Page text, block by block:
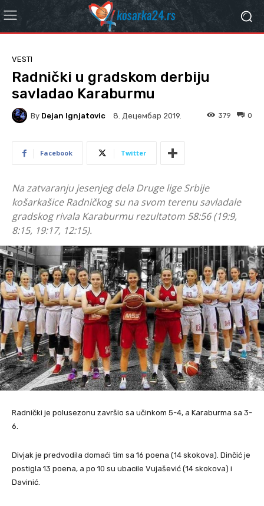
VESTI
Radnički u gradskom derbiju
savladao Karaburmu
By Dejan Ignjatovic 8. Децембар 2019. 0
379
Facebook Twitter
Na zatvaranju jesenjeg dela Druge lige Srbije
košarkašice Radničkog su na svom terenu savladale
gradskog rivala Karaburmu rezultatom 58:56 (19:9,
8:15, 19:17, 12:15).
Radnički je polusezonu završio sa učinkom 5-4, a Karaburma sa 3-
6.
Divjak je predvodila domaći tim sa 16 poena (14 skokova). Dinčić je
postigla 13 poena, a po 10 su ubacile Vujašević (14 skokova) i
Davinić.